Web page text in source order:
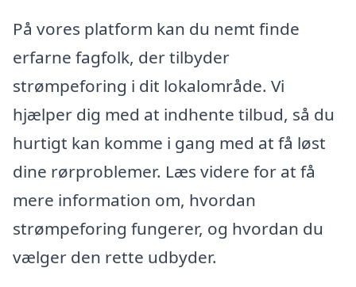
På vores platform kan du nemt finde
erfarne fagfolk, der tilbyder
strømpeforing i dit lokalområde. Vi
hjælper dig med at indhente tilbud, så du
hurtigt kan komme i gang med at få løst
dine rørproblemer. Læs videre for at få
mere information om, hvordan
strømpeforing fungerer, og hvordan du
vælger den rette udbyder.